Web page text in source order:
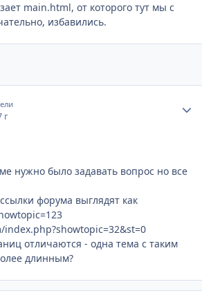
main.html, от которого тут мы с
избавились.
г
нужно было задавать вопрос но все
форума выглядят как
отличаются - одна тема с таким
длинным?